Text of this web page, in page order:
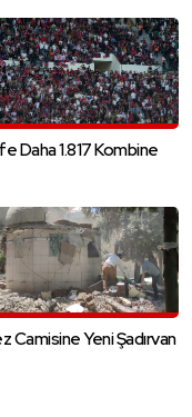
Daha 1.817 Kombine
Camisine Yeni Şadırvan